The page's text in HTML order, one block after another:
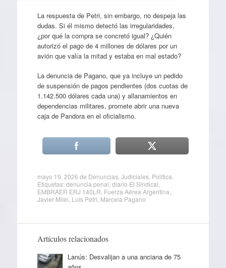
La respuesta de Petri, sin embargo, no despeja las
dudas. Si él mismo detectó las irregularidades,
¿por qué la compra se concretó igual? ¿Quién
autorizó el pago de 4 millones de dólares por un
avión que valía la mitad y estaba en mal estado?
La denuncia de Pagano, que ya incluye un pedido
de suspensión de pagos pendientes (dos cuotas de
1.142.500 dólares cada una) y allanamientos en
dependencias militares, promete abrir una nueva
caja de Pandora en el oficialismo.
mayo 19, 2026 de Denuncias, Judiciales, Política
Etiquetas:denuncia penal diario El Sindical
EMBRAER ERJ 140LR Fuerza Aérea Argentina
Javier Milei Luis Petri Marcela Pagano
Artículos relacionados
Lanús: Desvalijan a una anciana de 75